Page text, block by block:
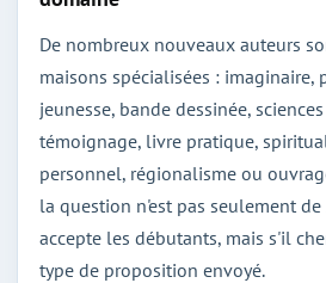
De nombreux nouveaux auteurs
maisons spécialisées : imaginaire,
jeunesse, bande dessinée,
témoignage, livre pratique,
personnel, régionalisme ou
la question n'est pas seulement
accepte les débutants, mais s'il
type de proposition envoyé.